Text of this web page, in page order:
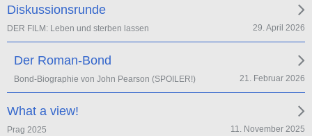
Diskussionsrunde
DER FILM: Leben und sterben lassen 29. April 2026
Der Roman-Bond
Bond-Biographie von John Pearson (SPOILER!) 21. Februar 2026
What a view!
Prag 2025 11. November 2025